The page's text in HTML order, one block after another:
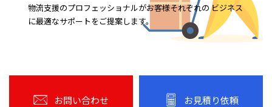
物流支援のプロフェッショナルがお客様それぞれの ビジネス
に最適なサポートをご提案します。
お問い合わせ お見積り依頼